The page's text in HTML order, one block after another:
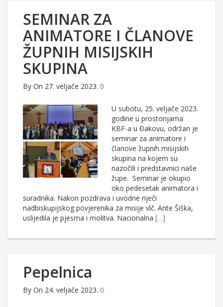
SEMINAR ZA
ANIMATORE I ČLANOVE
ŽUPNIH MISIJSKIH
SKUPINA
By On 27. veljače 2023. 0
U subotu, 25. veljače 2023.
godine u prostorijama
KBF-a u Đakovu, održan je
seminar za animatore i
članove župnih misijskih
skupina na kojem su
nazočili i predstavnici naše
župe. Seminar je okupio
oko pedesetak animatora i
suradnika. Nakon pozdrava i uvodne riječi
nadbiskupijskog povjerenika za misije vlč. Ante Šiška,
uslijedila je pjesma i molitva. Nacionalna […]
Pepelnica
By On 24. veljače 2023. 0